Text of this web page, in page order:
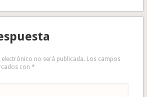
no será publicada. Los campos
con *